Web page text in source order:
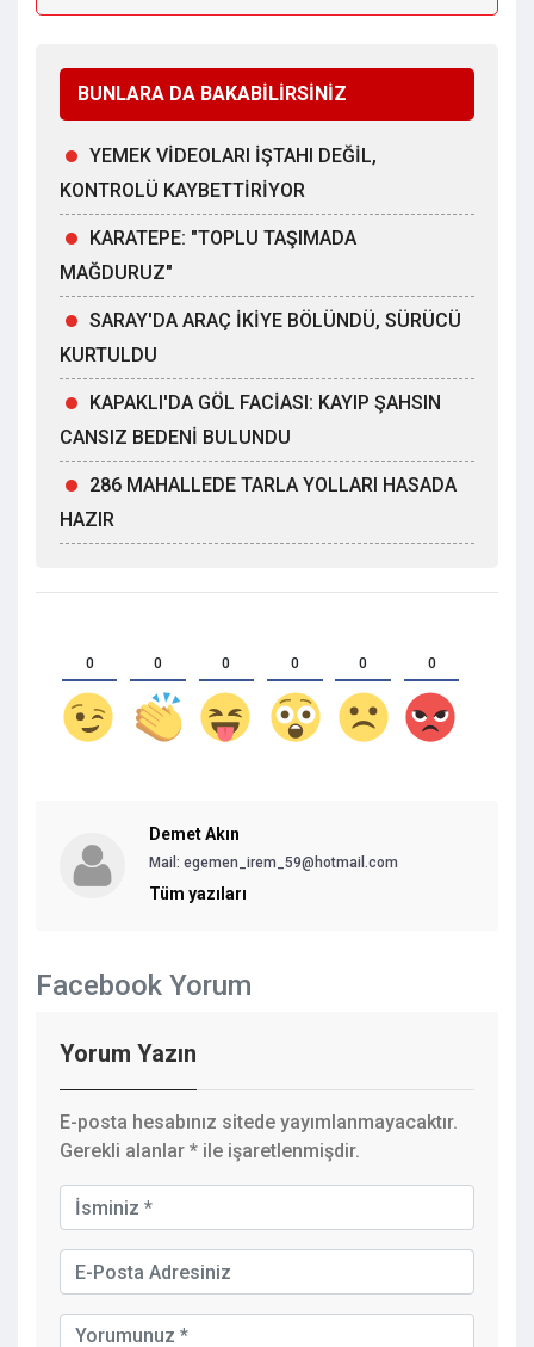
BUNLARA DA BAKABİLİRSİNİZ
YEMEK VİDEOLARI İŞTAHI DEĞİL,
KONTROLÜ KAYBETTİRİYOR
KARATEPE: "TOPLU TAŞIMADA
MAĞDURUZ"
SARAY'DA ARAÇ İKİYE BÖLÜNDÜ, SÜRÜCÜ
KURTULDU
KAPAKLI'DA GÖL FACİASI: KAYIP ŞAHSIN
CANSIZ BEDENİ BULUNDU
286 MAHALLEDE TARLA YOLLARI HASADA
HAZIR
0 0 0 0 0 0
Demet Akın
Mail: egemen_irem_59@hotmail.com
Tüm yazıları
Facebook Yorum
Yorum Yazın
E-posta hesabınız sitede yayımlanmayacaktır.
Gerekli alanlar * ile işaretlenmişdir.